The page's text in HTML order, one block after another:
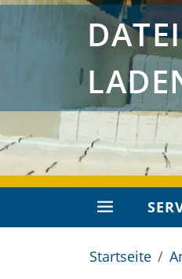
Startseite